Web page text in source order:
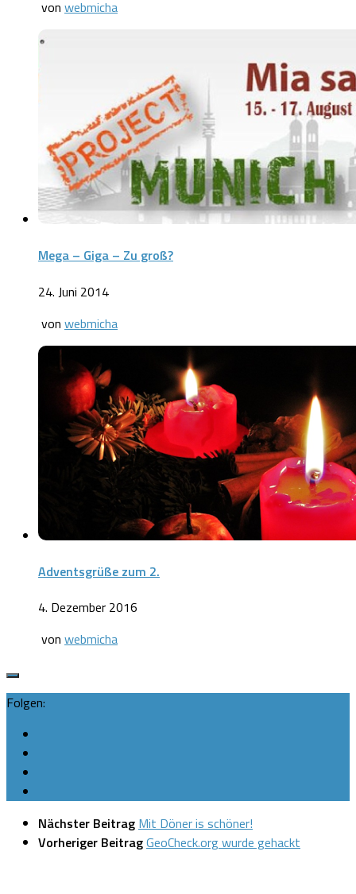
von webmicha
Mega – Giga – Zu groß?
24. Juni 2014
von webmicha
Adventsgrüße zum 2.
4. Dezember 2016
von webmicha
Folgen:
Nächster Beitrag Mit Döner is schöner!
Vorheriger BeitragGeoCheck.org wurde gehackt